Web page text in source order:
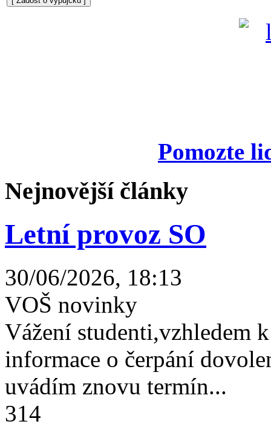
Pomozte
Nejnovější články
Letní provoz SO
30/06/2026, 18:13
VOŠ novinky
Vážení studenti,vzhledem
informace o čerpání
uvádím znovu termín...
314